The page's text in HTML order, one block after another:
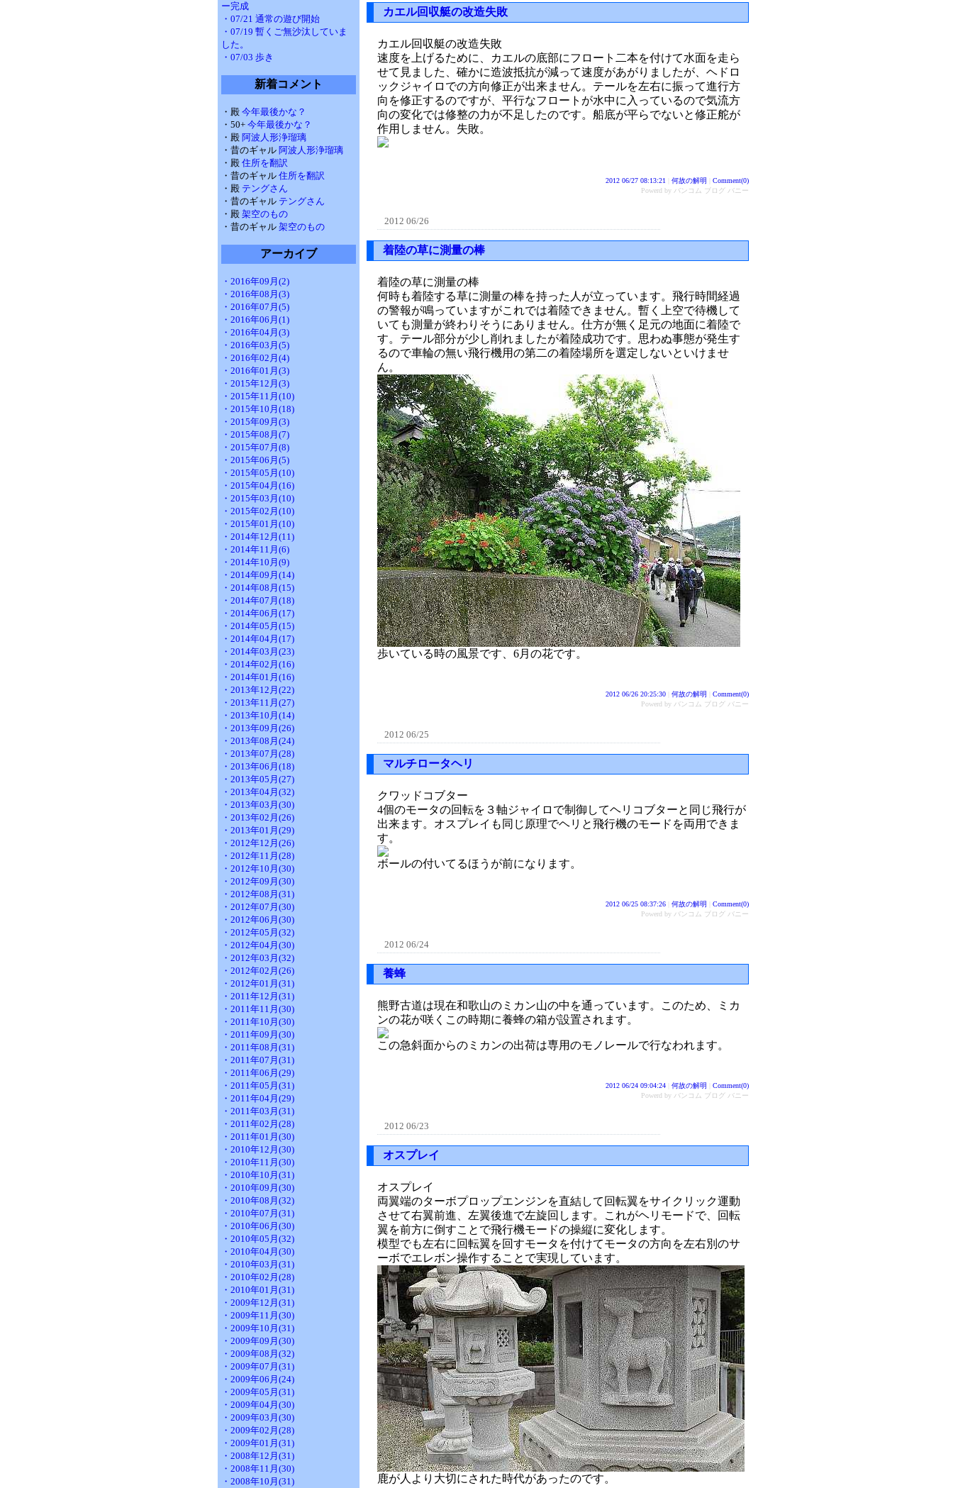
ー完成
・07/21 通常の遊び開始
・07/19 暫くご無沙汰していま
した。
・07/03 歩き
新着コメント
・殿 今年最後かな？
・50+ 今年最後かな？
・殿 阿波人形浄瑠璃
・昔のギャル 阿波人形浄瑠璃
・殿 住所を翻訳
・昔のギャル 住所を翻訳
・殿 テングさん
・昔のギャル テングさん
・殿 架空のもの
・昔のギャル 架空のもの
アーカイブ
・2016年09月(2)
・2016年08月(3)
・2016年07月(5)
・2016年06月(1)
・2016年04月(3)
・2016年03月(5)
・2016年02月(4)
・2016年01月(3)
・2015年12月(3)
・2015年11月(10)
・2015年10月(18)
・2015年09月(3)
・2015年08月(7)
・2015年07月(8)
・2015年06月(5)
・2015年05月(10)
・2015年04月(16)
・2015年03月(10)
・2015年02月(10)
・2015年01月(10)
・2014年12月(11)
・2014年11月(6)
・2014年10月(9)
・2014年09月(14)
・2014年08月(15)
・2014年07月(18)
・2014年06月(17)
・2014年05月(15)
・2014年04月(17)
・2014年03月(23)
・2014年02月(16)
・2014年01月(16)
・2013年12月(22)
・2013年11月(27)
・2013年10月(14)
・2013年09月(26)
・2013年08月(24)
・2013年07月(28)
・2013年06月(18)
・2013年05月(27)
・2013年04月(32)
・2013年03月(30)
・2013年02月(26)
・2013年01月(29)
・2012年12月(26)
・2012年11月(28)
・2012年10月(30)
・2012年09月(30)
・2012年08月(31)
・2012年07月(30)
・2012年06月(30)
・2012年05月(32)
・2012年04月(30)
・2012年03月(32)
・2012年02月(26)
・2012年01月(31)
・2011年12月(31)
・2011年11月(30)
・2011年10月(30)
・2011年09月(30)
・2011年08月(31)
・2011年07月(31)
・2011年06月(29)
・2011年05月(31)
・2011年04月(29)
・2011年03月(31)
・2011年02月(28)
・2011年01月(30)
・2010年12月(30)
・2010年11月(30)
・2010年10月(31)
・2010年09月(30)
・2010年08月(32)
・2010年07月(31)
・2010年06月(30)
・2010年05月(32)
・2010年04月(30)
・2010年03月(31)
・2010年02月(28)
・2010年01月(31)
・2009年12月(31)
・2009年11月(30)
・2009年10月(31)
・2009年09月(30)
・2009年08月(32)
・2009年07月(31)
・2009年06月(24)
・2009年05月(31)
・2009年04月(30)
・2009年03月(30)
・2009年02月(28)
・2009年01月(31)
・2008年12月(31)
・2008年11月(30)
・2008年10月(31)
カエル回収艇の改造失敗
カエル回収艇の改造失敗
速度を上げるために、カエルの底部にフロート二本を付けて水面を走ら
せて見ました、確かに造波抵抗が減って速度があがりましたが、ヘドロ
ックジャイロでの方向修正が出来ません。テールを左右に振って進行方
向を修正するのですが、平行なフロートが水中に入っているので気流方
向の変化では修整の力が不足したのです。船底が平らでないと修正舵が
作用しません。失敗。
2012 06/27 08:13:21 何故の解明
Comment(0)
Powerd by バンコム ブログ バニー
2012 06/26
着陸の草に測量の棒
着陸の草に測量の棒
何時も着陸する草に測量の棒を持った人が立っています。飛行時間経過
の警報が鳴っていますがこれでは着陸できません。暫く上空で待機して
いても測量が終わりそうにありません。仕方が無く足元の地面に着陸で
す。テール部分が少し削れましたが着陸成功です。思わぬ事態が発生す
るので車輪の無い飛行機用の第二の着陸場所を選定しないといけませ
ん。
歩いている時の風景です、6月の花です。
2012 06/26 20:25:30 何故の解明
Comment(0)
Powerd by バンコム ブログ バニー
2012 06/25
マルチロータヘリ
クワッドコブター
4個のモータの回転を３軸ジャイロで制御してヘリコブターと同じ飛行が
出来ます。オスプレイも同じ原理でヘリと飛行機のモードを両用できま
す。
ボールの付いてるほうが前になります。
2012 06/25 08:37:26 何故の解明
Comment(0)
Powerd by バンコム ブログ バニー
2012 06/24
養蜂
熊野古道は現在和歌山のミカン山の中を通っています。このため、ミカ
ンの花が咲くこの時期に養蜂の箱が設置されます。
この急斜面からのミカンの出荷は専用のモノレールで行なわれます。
2012 06/24 09:04:24 何故の解明
Comment(0)
Powerd by バンコム ブログ バニー
2012 06/23
オスプレイ
オスプレイ
両翼端のターボプロップエンジンを直結して回転翼をサイクリック運動
させて右翼前進、左翼後進で左旋回します。これがヘリモードで、回転
翼を前方に倒すことで飛行機モードの操縦に変化します。
模型でも左右に回転翼を回すモータを付けてモータの方向を左右別のサ
ーボでエレボン操作することで実現しています。
鹿が人より大切にされた時代があったのです。